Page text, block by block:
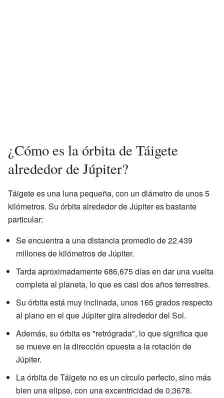
¿Cómo es la órbita de Táigete
alrededor de Júpiter?
Táigete es una luna pequeña, con un diámetro de unos 5
kilómetros. Su órbita alrededor de Júpiter es bastante
particular:
Se encuentra a una distancia promedio de 22.439
millones de kilómetros de Júpiter.
Tarda aproximadamente 686,675 días en dar una vuelta
completa al planeta, lo que es casi dos años terrestres.
Su órbita está muy inclinada, unos 165 grados respecto
al plano en el que Júpiter gira alrededor del Sol.
Además, su órbita es "retrógrada", lo que significa que
se mueve en la dirección opuesta a la rotación de
Júpiter.
La órbita de Táigete no es un círculo perfecto, sino más
bien una elipse, con una excentricidad de 0,3678.